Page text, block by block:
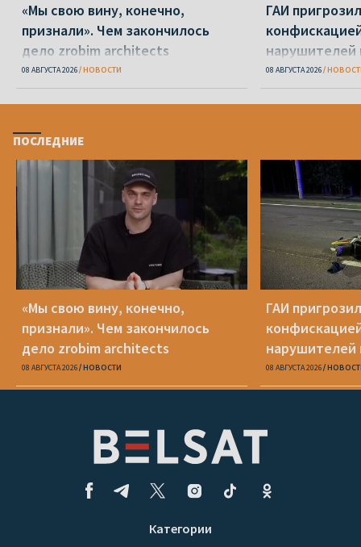
«Мы свою вину, конечно,
признали». Чем закончилось
дело zrobim architects
08 АВГУСТА 2026 НОВОСТИ
ГАИ
08 АВГУСТА 2026
ПОСЛЕДНИЕ
«Мы свою вину, конечно,
признали». Чем закончилось
дело zrobim architects
08 АВГУСТА 2026 НОВОСТИ
ГАИ
08 АВГУСТА 2026
Категории